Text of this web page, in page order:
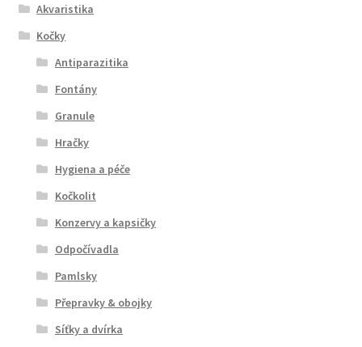
Akvaristika
Kočky
Antiparazitika
Fontány
Granule
Hračky
Hygiena a péče
Kočkolit
Konzervy a kapsičky
Odpočívadla
Pamlsky
Přepravky & obojky
Síťky a dvírka